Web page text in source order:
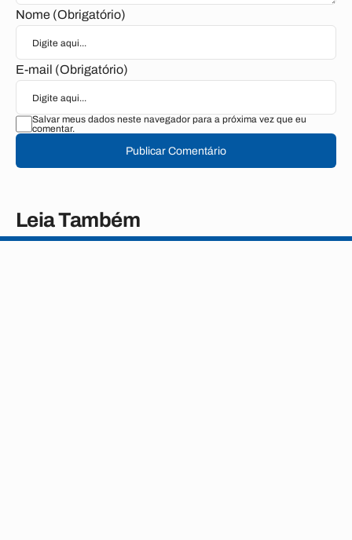
Nome (Obrigatório)
E-mail (Obrigatório)
Salvar meus dados neste navegador para a próxima vez que eu
comentar.
Publicar Comentário
Leia Também